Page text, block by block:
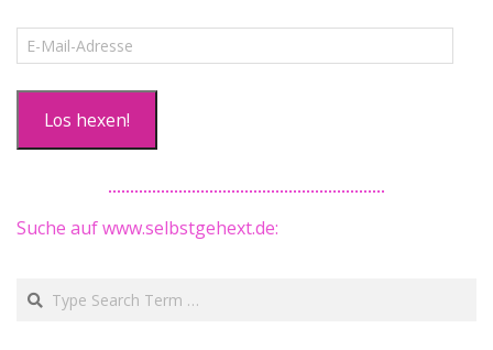
E-
Mail-
Los hexen!
Suche auf www.selbstgehext.de:
Search